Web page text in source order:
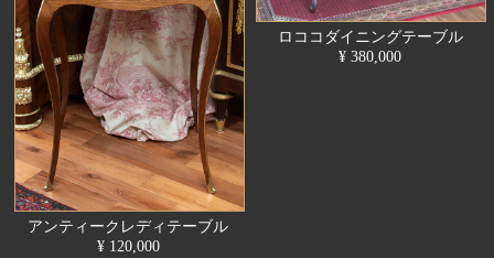
アンティークレディテーブル
¥ 120,000
ロココダイニングテーブル
¥ 380,000